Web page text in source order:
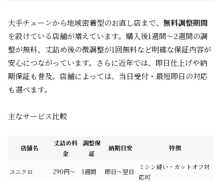
大手チェーンから地域密着型のお直し店まで、 無料調整期間
を設けている店舗が増えています。購入後1週間～2週間の調
整が無料、丈詰め後の微調整が1回無料など明確な保証内容が
安心につながっています。さらに近年では、即日仕上げや納
期保証も普及。店舗によっては、当日受付・最短即日の対応
も選べます。
主なサービス比較
店舗名
丈詰め料
金
調整保
証
納期目安 特徴
ユニクロ 290円～ 1週間 即日～翌日
ミシン縫い・カットオフ対
応可